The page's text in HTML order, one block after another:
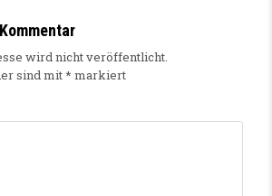
wird nicht veröffentlicht.
sind mit* markiert